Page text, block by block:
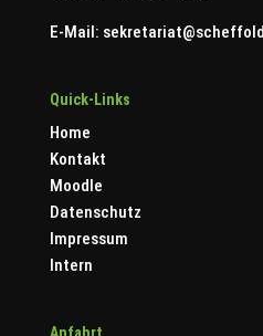
E-Mail:
Quick-Links
Home
Kontakt
Moodle
Datenschutz
Impressum
Intern